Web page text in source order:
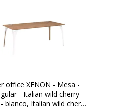
office XENON - Mesa -
- Italian wild cherry
blanco, Italian wild cherry